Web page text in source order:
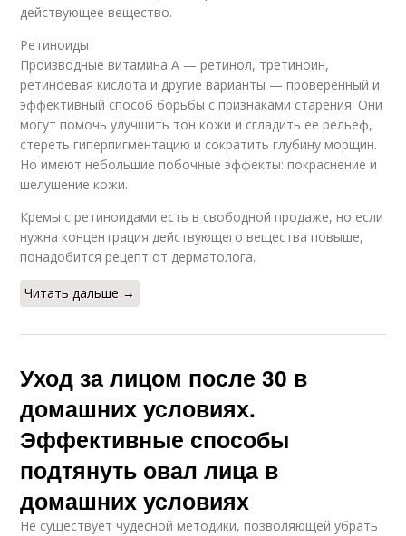
действующее вещество.
Ретиноиды
Производные витамина А — ретинол, третиноин,
ретиноевая кислота и другие варианты — проверенный и
эффективный способ борьбы с признаками старения. Они
могут помочь улучшить тон кожи и сгладить ее рельеф,
стереть гиперпигментацию и сократить глубину морщин.
Но имеют небольшие побочные эффекты: покраснение и
шелушение кожи.
Кремы с ретиноидами есть в свободной продаже, но если
нужна концентрация действующего вещества повыше,
понадобится рецепт от дерматолога.
Читать дальше →
Уход за лицом после 30 в
домашних условиях.
Эффективные способы
подтянуть овал лица в
домашних условиях
Не существует чудесной методики, позволяющей убрать